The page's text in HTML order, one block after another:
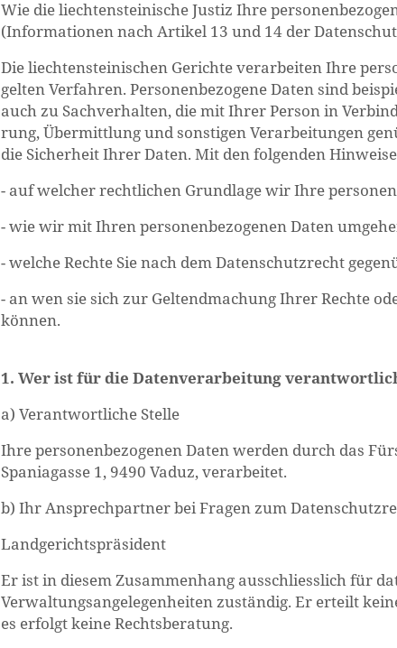
Wie die liech­ten­stei­ni­sche Jus­tiz Ihre
(In­for­ma­tio­nen nach Ar­ti­kel 13 und 14 der
Die liech­ten­stei­ni­schen Ge­rich­te ver­ar­bei­ten Ihre
gel­ten Ver­fah­ren. Per­so­nen­be­zo­ge­ne Daten sind
auch zu Sach­ver­hal­ten, die mit Ihrer Per­son in
rung, Über­mitt­lung und sons­ti­gen Ver­ar­bei­tun­gen
die Si­cher­heit Ihrer Daten. Mit den fol­gen­den
- auf wel­cher recht­li­chen Grund­la­ge wir Ihre
- wie wir mit Ihren per­so­nen­be­zo­ge­nen Daten
- wel­che Rech­te Sie nach dem Da­ten­schutz­recht
- an wen sie sich zur Gel­tend­ma­chung Ihrer Rech­te
kön­nen.
1. Wer ist für die Da­ten­ver­ar­bei­tung
a) Ver­ant­wort­li­che Stel­le
Ihre per­so­nen­be­zo­ge­nen Daten wer­den durch das
Spa­nia­gas­se 1, 9490 Vaduz, ver­ar­bei­tet.
b) Ihr An­sprech­part­ner bei Fra­gen zum
Land­ge­richts­prä­si­dent
Er ist in die­sem Zu­sam­men­hang aus­schliess­lich für
Ver­wal­tungs­an­ge­le­gen­hei­ten zu­stän­dig. Er er­teilt
es er­folgt keine Rechts­be­ra­tung.